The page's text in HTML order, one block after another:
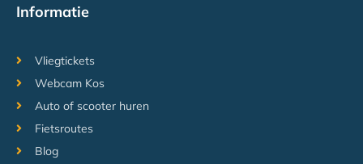
Informatie
Vliegtickets
Webcam Kos
Auto of scooter huren
Fietsroutes
Blog